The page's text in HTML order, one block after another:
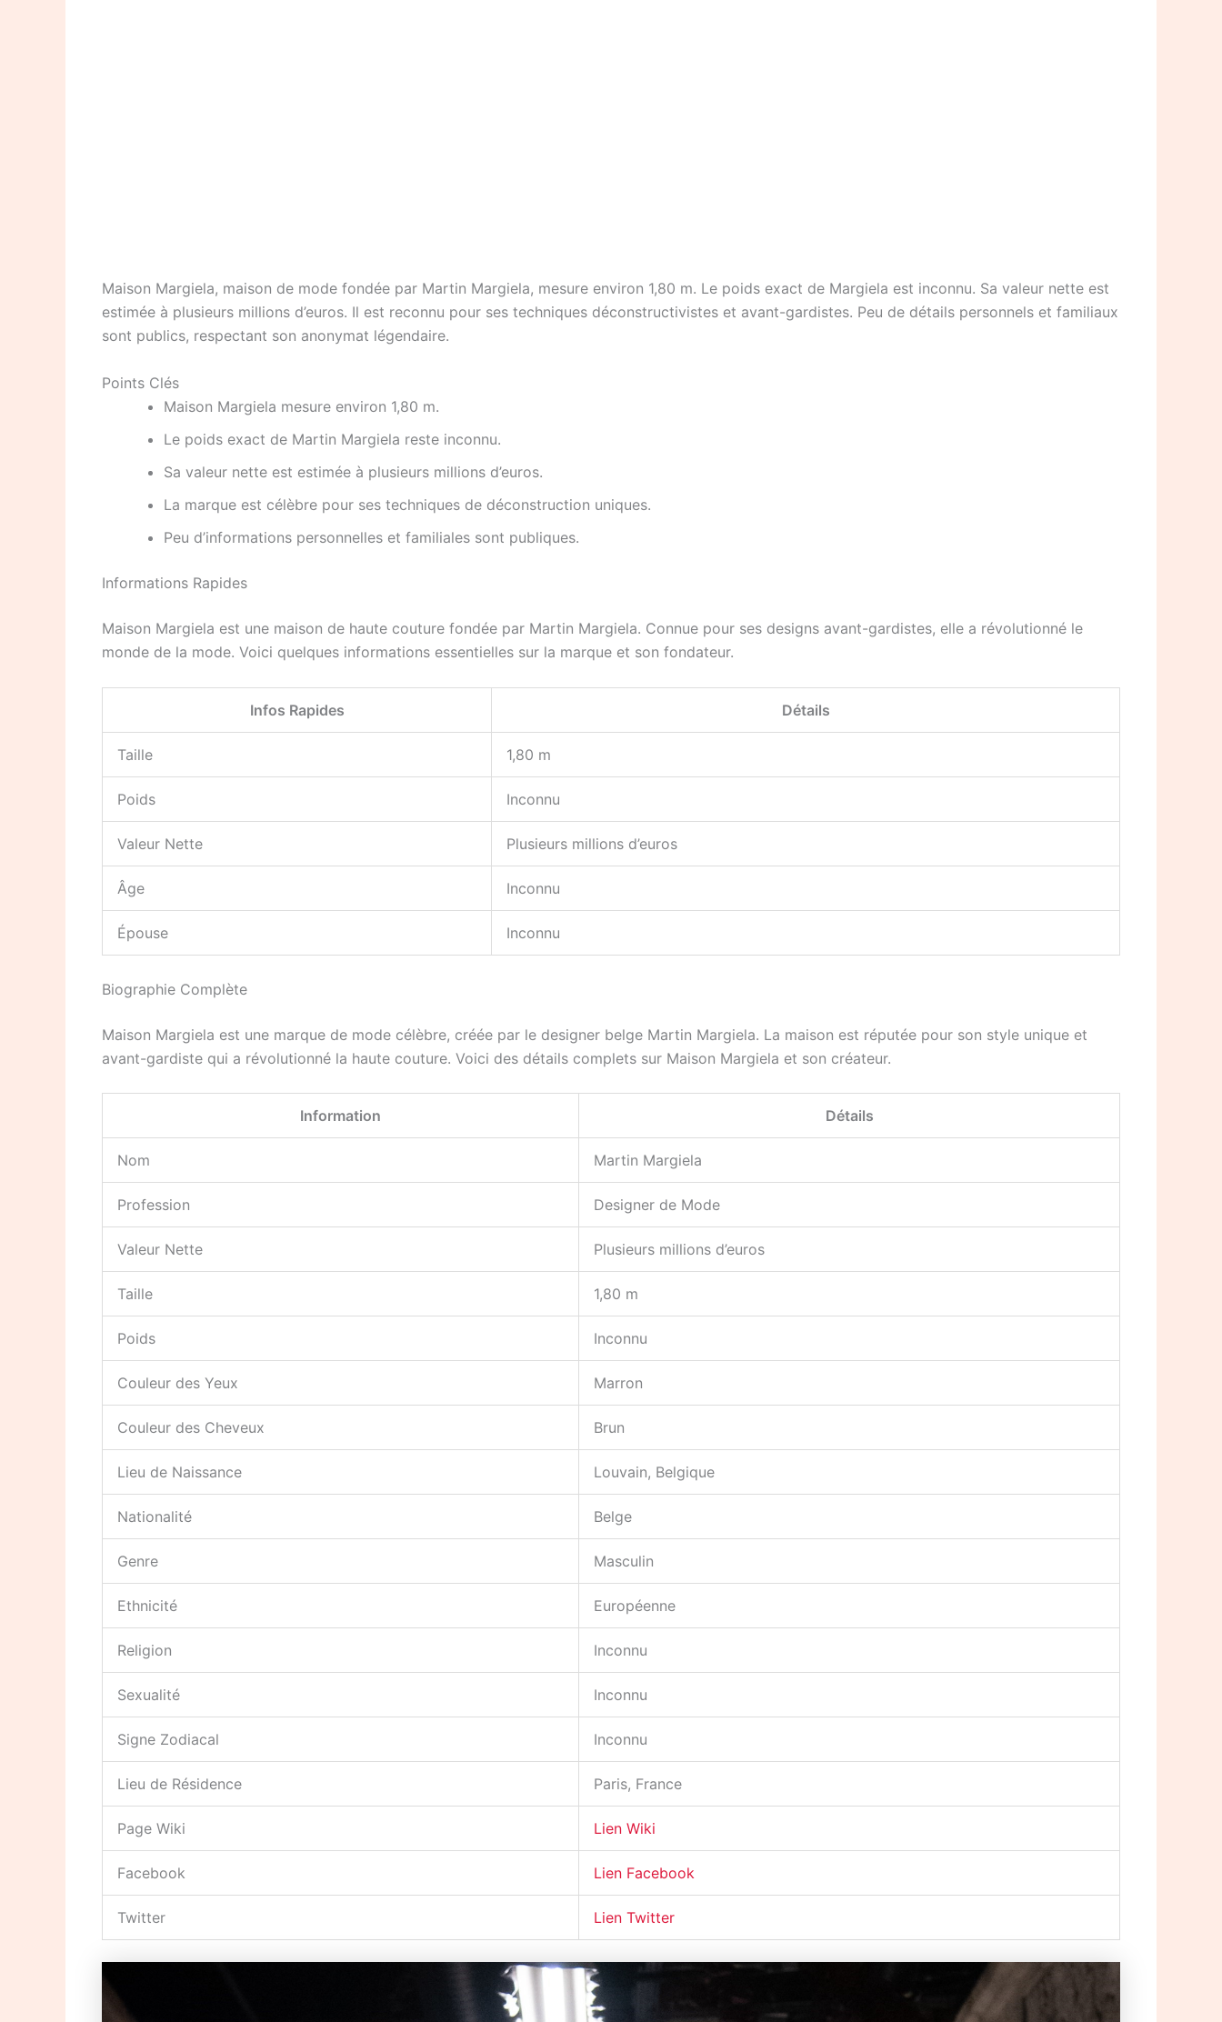
Maison Margiela, maison de mode fondée par Martin Margiela, mesure environ 1,80 m. Le poids exact de Margiela est inconnu. Sa valeur nette est
estimée à plusieurs millions d’euros. Il est reconnu pour ses techniques déconstructivistes et avant-gardistes. Peu de détails personnels et familiaux
sont publics, respectant son anonymat légendaire.
Points Clés
Maison Margiela mesure environ 1,80 m.
Le poids exact de Martin Margiela reste inconnu.
Sa valeur nette est estimée à plusieurs millions d’euros.
La marque est célèbre pour ses techniques de déconstruction uniques.
Peu d’informations personnelles et familiales sont publiques.
Informations Rapides
Maison Margiela est une maison de haute couture fondée par Martin Margiela. Connue pour ses designs avant-gardistes, elle a révolutionné le
monde de la mode. Voici quelques informations essentielles sur la marque et son fondateur.
Infos Rapides Détails
Taille 1,80 m
Poids Inconnu
Valeur Nette Plusieurs millions d’euros
Âge Inconnu
Épouse Inconnu
Biographie Complète
Maison Margiela est une marque de mode célèbre, créée par le designer belge Martin Margiela. La maison est réputée pour son style unique et
avant-gardiste qui a révolutionné la haute couture. Voici des détails complets sur Maison Margiela et son créateur.
Information Détails
Nom Martin Margiela
Profession Designer de Mode
Valeur Nette Plusieurs millions d’euros
Taille 1,80 m
Poids Inconnu
Couleur des Yeux Marron
Couleur des Cheveux Brun
Lieu de Naissance Louvain, Belgique
Nationalité Belge
Genre Masculin
Ethnicité Européenne
Religion Inconnu
Sexualité Inconnu
Signe Zodiacal Inconnu
Lieu de Résidence Paris, France
Page Wiki Lien Wiki
Facebook Lien Facebook
Twitter Lien Twitter